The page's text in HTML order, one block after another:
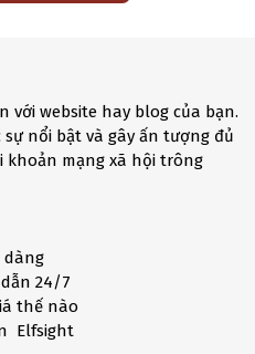
với website hay blog của bạn.
nổi bật và gây ấn tượng đủ
mạng xã hội trông
dàng
24/7
thế nào
Elfsight